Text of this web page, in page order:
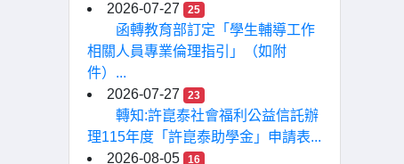
2026-07-27
25
函轉教育部訂定「學生輔導工作
相關人員專業倫理指引」（如附
件）...
2026-07-27
23
轉知:許崑泰社會福利公益信託辦
理115年度「許崑泰助學金」申請表...
2026-08-05
16